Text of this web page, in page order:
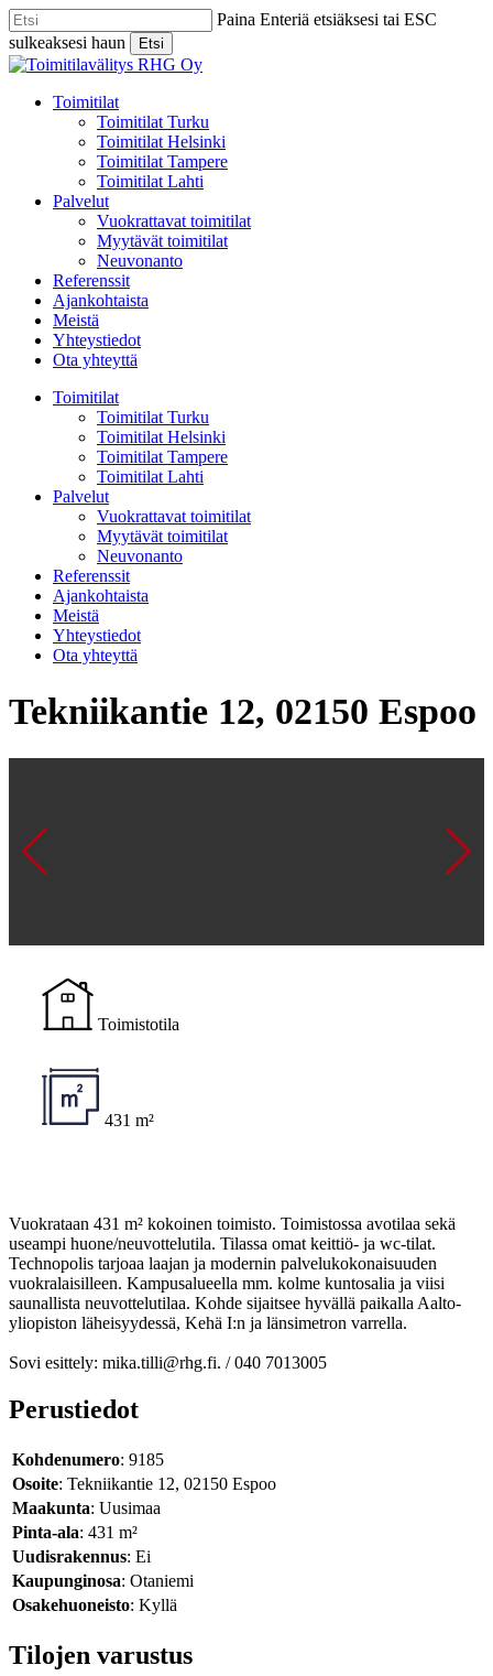
Skip
to
main
content
Paina Enteriä etsiäksesi tai ESC
sulkeaksesi haun
Etsi
Close
Menu
Toimitilat
Toimitilat Turku
Toimitilat Helsinki
Toimitilat Tampere
Toimitilat Lahti
Palvelut
Vuokrattavat toimitilat
Myytävät toimitilat
Neuvonanto
Referenssit
Ajankohtaista
Meistä
Yhteystiedot
Ota yhteyttä
Toimitilat
Toimitilat Turku
Toimitilat Helsinki
Toimitilat Tampere
Toimitilat Lahti
Palvelut
Vuokrattavat toimitilat
Myytävät toimitilat
Neuvonanto
Referenssit
Ajankohtaista
Meistä
Yhteystiedot
Ota yhteyttä
Tekniikantie 12, 02150 Espoo
Toimistotila
431 m²
Vuokrataan 431 m² kokoinen toimisto. Toimistossa avotilaa sekä
useampi huone/neuvottelutila. Tilassa omat keittiö- ja wc-tilat.
Technopolis tarjoaa laajan ja modernin palvelukokonaisuuden
vuokralaisilleen. Kampusalueella mm. kolme kuntosalia ja viisi
saunallista neuvottelutilaa. Kohde sijaitsee hyvällä paikalla Aalto-
yliopiston läheisyydessä, Kehä I:n ja länsimetron varrella.
Sovi esittely: mika.tilli@rhg.fi. / 040 7013005
Perustiedot
Kohdenumero: 9185
Osoite: Tekniikantie 12, 02150 Espoo
Maakunta: Uusimaa
Pinta-ala: 431 m²
Uudisrakennus: Ei
Kaupunginosa: Otaniemi
Osakehuoneisto: Kyllä
Tilojen varustus